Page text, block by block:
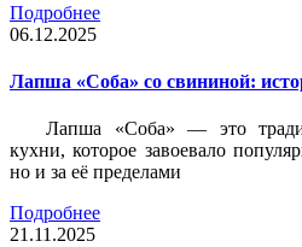
Подробнее
06.12.2025
Лапша «Соба» со свининой:
Лапша «Соба» — это
кухни, которое завоевало
но и за её пределами
Подробнее
21.11.2025